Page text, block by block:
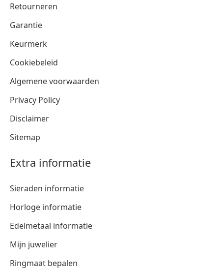
Retourneren
Garantie
Keurmerk
Cookiebeleid
Algemene voorwaarden
Privacy Policy
Disclaimer
Sitemap
Extra informatie
Sieraden informatie
Horloge informatie
Edelmetaal informatie
Mijn juwelier
Ringmaat bepalen